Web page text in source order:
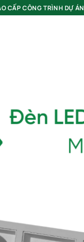
CẤP CÔNG TRÌNH DỰ ÁN